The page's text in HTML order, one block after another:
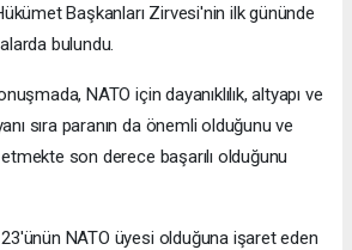
Başkanları Zirvesi'nin ilk gününde
bulundu.
NATO için dayanıklılık, altyapı ve
sıra paranın da önemli olduğunu ve
son derece başarılı olduğunu
NATO üyesi olduğuna işaret eden